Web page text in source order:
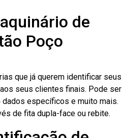
de
Poço
que já querem identificar seus
seus clientes finais. Pode ser
específicos e muito mais.
de fita dupla-face ou rebite.